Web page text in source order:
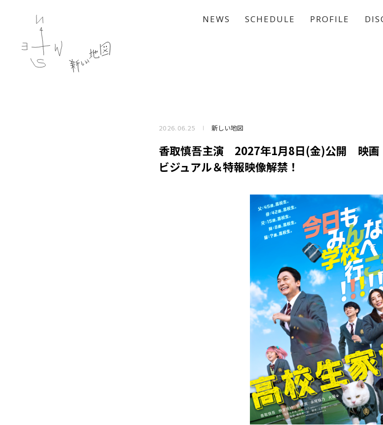
NEWS SCHEDULE PROFILE
2026.06.25 新しい地図
香取慎吾主演 2027年1月8日(金)公開 映画
ビジュアル＆特報映像解禁！